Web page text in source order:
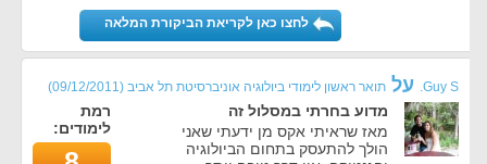
לחצו כאן לקריאת הביקורת המלאה
Guy S. על תואר ראשון לימודי ביולוגיה אוניברסיטת תל אביב (
09/12/2011
)
מדוע בחרתי במסלול זה
מאז שראיתי אקס מן ידעתי שאני
הולך להתעסק בתחום הביולוגיה
רמת
לימודים: